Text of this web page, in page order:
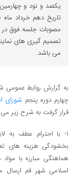
یکصد و نود و
مصوبات جلسه فوق
تصمیم گیری های
می باشد.
به گزارش روابط
چهارم دوره پنجم شورای
قرار گرفت به شرح زیر
بخشودگی هزینه های
هماهنگی مبارزه با